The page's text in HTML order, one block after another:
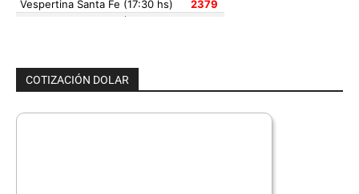
COTIZACIÓN DOLAR